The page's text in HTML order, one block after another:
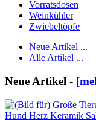
Vorratsdosen
Weinkühler
Zwiebeltöpfe
Neue Artikel ...
Alle Artikel ...
Neue Artikel -